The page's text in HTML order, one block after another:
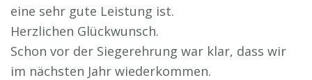
eine sehr gute Leistung ist.
Herzlichen Glückwunsch.
Schon vor der Siegerehrung war klar, dass wir
im nächsten Jahr wiederkommen.